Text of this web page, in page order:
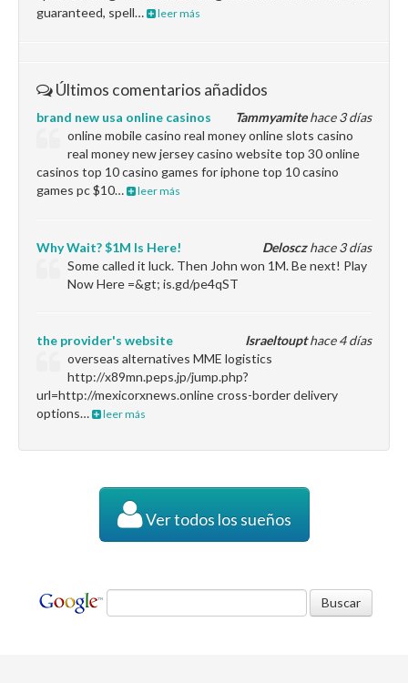
guaranteed, spell…
leer más
Últimos comentarios añadidos
Tammyamitehace 3 días
brand new usa online casinos
online mobile casino real money online slots casino
real money new jersey casino website top 30 online
casinos top 10 casino games for iphone top 10 casino
games pc $10…
leer más
Delosczhace 3 días
Why Wait? $1M Is Here!
Some called it luck. Then John won 1M. Be next! Play
Now Here =&gt; is.gd/pe4qST
Israeltoupthace 4 días
the provider's website
overseas alternatives MME logistics
http://x89mn.peps.jp/jump.php?
url=http://mexicorxnews.online cross-border delivery
options…
leer más
Ver todos los sueños